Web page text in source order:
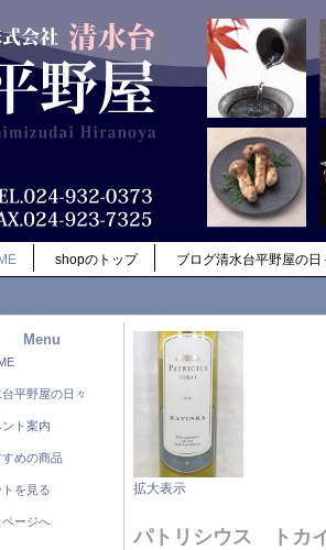
shopのトップ ブログ清水台平野屋の日
Menu
平野屋の日々
ント案内
すめの商品
トを見る
ページへ
拡大表示
パトリシウス トカ